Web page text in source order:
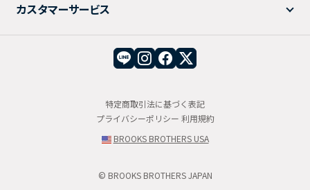
カスタマーサービス
特定商取引法に基づく表記
プライバシーポリシー 利用規約
BROOKS BROTHERS USA
© BROOKS BROTHERS JAPAN